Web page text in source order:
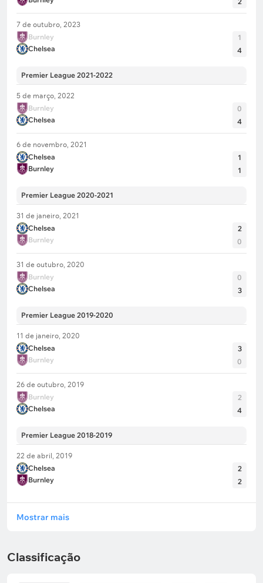
Meu palpite éAmbas marcam – sim
* Para cada equipe, está indicada a escalação inicial
do seu último jogo neste torneio.
7 de outubro, 2023
Burnley
Chelsea
1
4
Premier League 2021-2022
5 de março, 2022
Burnley
Chelsea
0
4
6 de novembro, 2021
Chelsea
Burnley
1
1
Premier League 2020-2021
31 de janeiro, 2021
Chelsea
Burnley
2
0
31 de outubro, 2020
Burnley
Chelsea
0
3
Premier League 2019-2020
11 de janeiro, 2020
Chelsea
Burnley
3
0
26 de outubro, 2019
Burnley
Chelsea
2
4
Premier League 2018-2019
22 de abril, 2019
Chelsea
Burnley
2
2
Mostrar mais
Classificação